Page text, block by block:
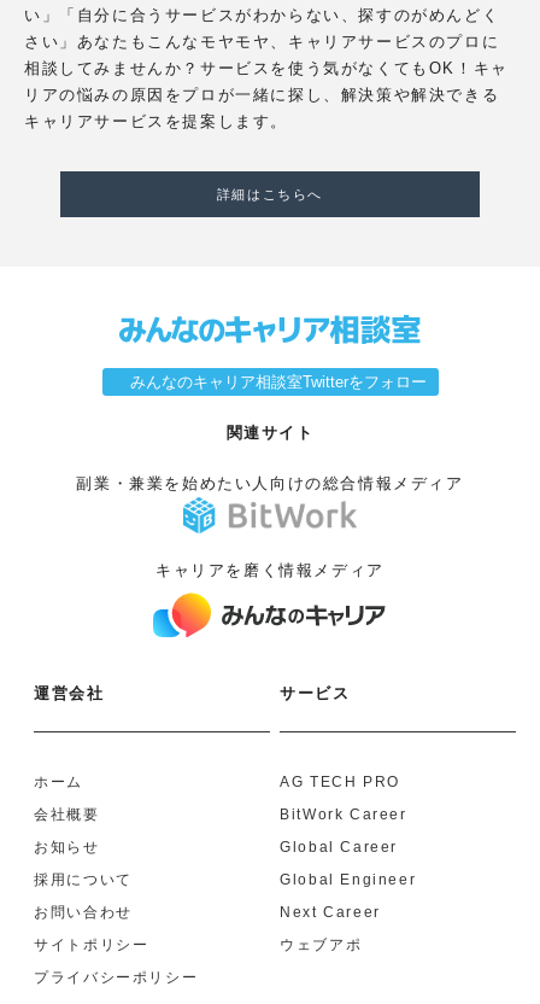
い」「自分に合うサービスがわからない、探すのがめんどく
さい」あなたもこんなモヤモヤ、キャリアサービスのプロに
相談してみませんか？サービスを使う気がなくてもOK！キャ
リアの悩みの原因をプロが一緒に探し、解決策や解決できる
キャリアサービスを提案します。
詳細はこちらへ
みんなのキャリア相談室Twitterをフォロー
関連サイト
副業・兼業を始めたい人向けの総合情報メディア
キャリアを磨く情報メディア
運営会社
ホーム
会社概要
お知らせ
採用について
お問い合わせ
サイトポリシー
プライバシーポリシー
サービス
AG TECH PRO
BitWork Career
Global Career
Global Engineer
Next Career
ウェブアポ